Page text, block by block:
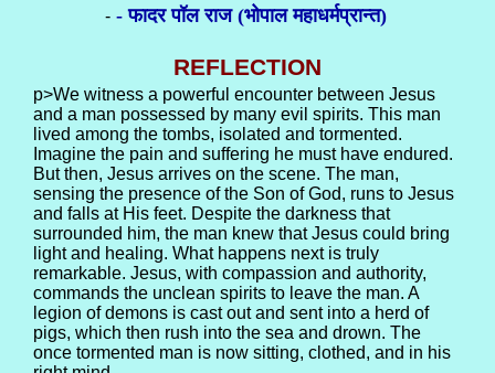
-- फादर पॉल राज (भोपाल महाधर्मप्रान्त)
REFLECTION
p>We witness a powerful encounter between Jesus
and a man possessed by many evil spirits. This man
lived among the tombs, isolated and tormented.
Imagine the pain and suffering he must have endured.
But then, Jesus arrives on the scene. The man,
sensing the presence of the Son of God, runs to Jesus
and falls at His feet. Despite the darkness that
surrounded him, the man knew that Jesus could bring
light and healing. What happens next is truly
remarkable. Jesus, with compassion and authority,
commands the unclean spirits to leave the man. A
legion of demons is cast out and sent into a herd of
pigs, which then rush into the sea and drown. The
once tormented man is now sitting, clothed, and in his